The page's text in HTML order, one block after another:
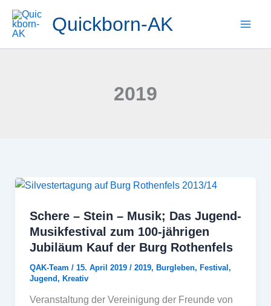
Inhalt
springen
Quickborn-AK
2019
Schere – Stein – Musik; Das Jugend-
Musikfestival zum 100-jährigen
Jubiläum Kauf der Burg Rothenfels
QAK-Team / 15. April 2019 / 2019, Burgleben, Festival ,
Jugend, Kreativ
Veranstaltung der Vereinigung der Freunde von